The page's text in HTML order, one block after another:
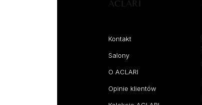
ACLARI
Kontakt
Salony
O ACLARI
Opinie klientów